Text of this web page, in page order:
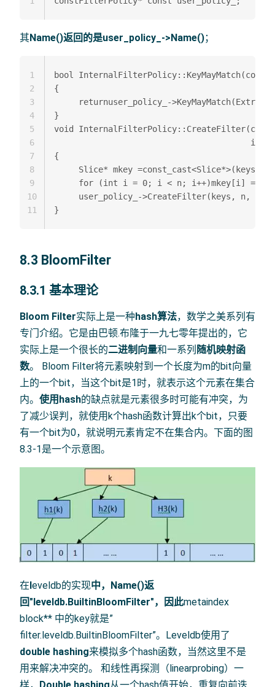
其Name()返回的是user_policy_->Name()；
bool
{
returnuser_policy_-
}
void
int
{
     Slice* mkey =const_cast<Slice*>(keys);
for (int i = 0; i < n; i++)mkey[i] =
user_policy_->CreateFilter(keys, n,
1
2
3
4
5
6
7
8
9
10
11
8.3 BloomFilter
8.3.1 基本理论
Bloom Filter实际上是一种hash算法，数学之美系列有
专门介绍。它是由巴顿.布隆于一九七零年提出的，它
实际上是一个很长的二进制向量和一系列 随机映射函
数。 Bloom Filter将元素映射到一个长度为m的bit向量
上的一个bit，当这个bit是1时，就表示这个元素在集合
内。 使用hash的缺点就是元素很多时可能有冲突，为
了减少误判，就使用k个hash函数计算出k个bit，只要
有一个bit为0，就说明元素肯定不在集合内。下面的图
8.3-1是一个示意图。
在 eveldb的实现中，
Name()返
回"leveldb.BuiltinBloomFilter"，因此metaindex
block** 中的key就是”
filter.leveldb.BuiltinBloomFilter”。Leveldb使用了
double hashing来模拟多个hash函数，当然这里不是
用来解决冲突的。 和线性再探测（linearprobing）一